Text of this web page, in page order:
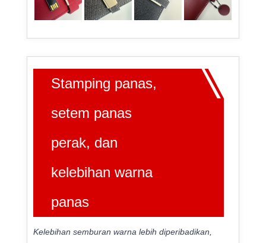
Stamping panas,
setem panas
perak, dan
kelebihan warna
panas
Kelebihan semburan warna lebih diperibadikan,